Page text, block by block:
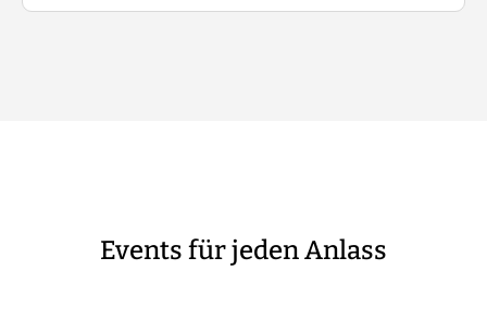
Events für jeden Anlass